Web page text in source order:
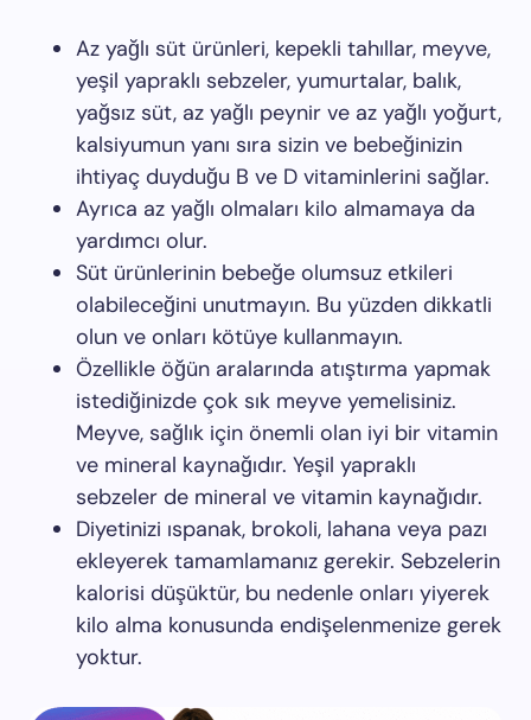
Az yağlı süt ürünleri, kepekli tahıllar, meyve,
yeşil yapraklı sebzeler, yumurtalar, balık,
yağsız süt, az yağlı peynir ve az yağlı yoğurt,
kalsiyumun yanı sıra sizin ve bebeğinizin
ihtiyaç duyduğu B ve D vitaminlerini sağlar.
Ayrıca az yağlı olmaları kilo almamaya da
yardımcı olur.
Süt ürünlerinin bebeğe olumsuz etkileri
olabileceğini unutmayın. Bu yüzden dikkatli
olun ve onları kötüye kullanmayın.
Özellikle öğün aralarında atıştırma yapmak
istediğinizde çok sık meyve yemelisiniz.
Meyve, sağlık için önemli olan iyi bir vitamin
ve mineral kaynağıdır. Yeşil yapraklı
sebzeler de mineral ve vitamin kaynağıdır.
Diyetinizi ıspanak, brokoli, lahana veya pazı
ekleyerek tamamlamanız gerekir. Sebzelerin
kalorisi düşüktür, bu nedenle onları yiyerek
kilo alma konusunda endişelenmenize gerek
yoktur.